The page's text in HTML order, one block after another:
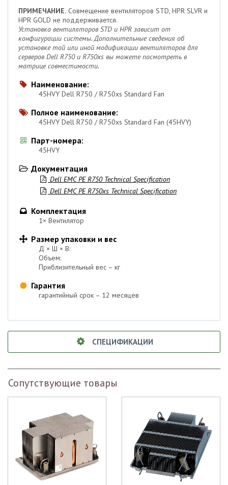
ПРИМЕЧАНИЕ. Совмещение вентиляторов STD, HPR SLVR и
HPR GOLD не поддерживается.
Установка вентиляторов STD и HPR зависит от
конфигурации системы. Дополнительные сведения об
установке той или иной модификации вентиляторов для
серверов Dell R750 и R750xs вы можете посмотреть в
матрице совместимости.
 Наименование:
45HVY Dell R750 / R750xs Standard Fan
 Полное наименование:
45HVY Dell R750 / R750xs Standard Fan (45HVY)
 Парт-номера:
45HVY
 Документация
 Dell EMC PE R750 Technical Specification
 Dell EMC PE R750xs Technical Specification
 Комплектация
1× Вентилятор
 Размер упаковки и вес
Д × Ш × В:
Объем:
Приблизительный вес – кг
 Гарантия
гарантийный срок – 12 месяцев
СПЕЦИФИКАЦИИ
Сопутствующие товары